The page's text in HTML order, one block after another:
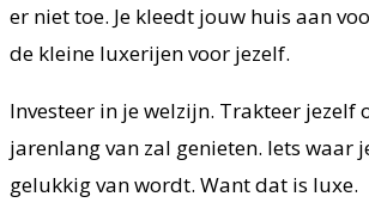
er niet toe. Je kleedt jouw huis aan
de kleine luxerijen voor jezelf.
Investeer in je welzijn. Trakteer jezelf
jarenlang van zal genieten. Iets waar
gelukkig van wordt. Want dat is luxe.